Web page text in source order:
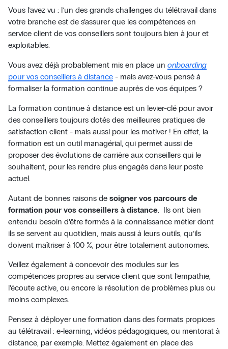
Vous l’avez vu : l’un des grands challenges du télétravail dans
votre branche est de s’assurer que les compétences en
service client de vos conseillers sont toujours bien à jour et
exploitables.
Vous avez déjà probablement mis en place un onboarding
pour vos conseillers à distance- mais avez-vous pensé à
formaliser la formation continue auprès de vos équipes ?
La formation continue à distance est un levier-clé pour avoir
des conseillers toujours dotés des meilleures pratiques de
satisfaction client - mais aussi pour les motiver ! En effet, la
formation est un outil managérial, qui permet aussi de
proposer des évolutions de carrière aux conseillers qui le
souhaitent, pour les rendre plus engagés dans leur poste
actuel.
Autant de bonnes raisons de soigner vos parcours de
formation pour vos conseillers à distance. Ils ont bien
entendu besoin d’être formés à la connaissance métier dont
ils se servent au quotidien, mais aussi à leurs outils, qu’ils
doivent maîtriser à 100 %, pour être totalement autonomes.
Veillez également à concevoir des modules sur les
compétences propres au service client que sont l’empathie,
l’écoute active, ou encore la résolution de problèmes plus ou
moins complexes.
Pensez à déployer une formation dans des formats propices
au télétravail : e-learning, vidéos pédagogiques, ou mentorat à
distance, par exemple. Mettez également en place des